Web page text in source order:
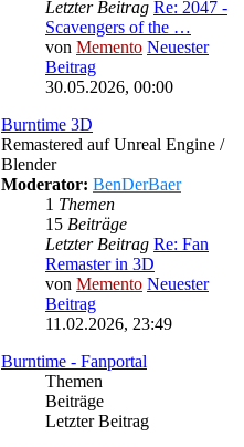
Letzter Beitrag Re: 2047 -
Scavengers of the …
von Memento Neuester
Beitrag
30.05.2026, 00:00
Burntime 3D
Remastered auf Unreal Engine /
Blender
Moderator: BenDerBaer
1 Themen
15 Beiträge
Letzter Beitrag Re: Fan
Remaster in 3D
von Memento Neuester
Beitrag
11.02.2026, 23:49
Burntime - Fanportal
Themen
Beiträge
Letzter Beitrag